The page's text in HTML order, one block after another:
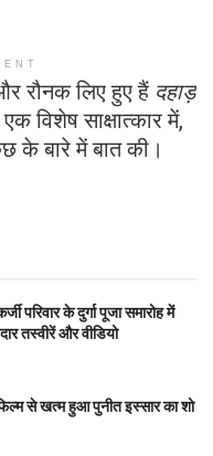
रौनक लिए हुए हैं दहाड़
विशेष साक्षात्कार में,
के बारे में बात की।
परिवार के दुर्गा पूजा समारोह में
तस्वीरें और वीडियो
से खत्म हुआ पुनीत इस्सार का शो